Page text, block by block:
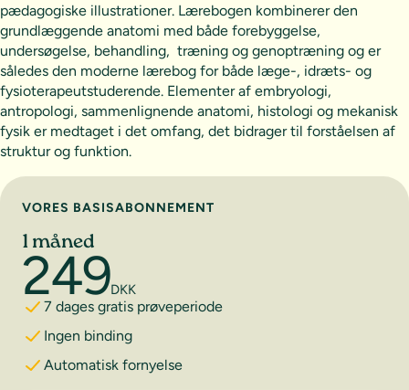
pædagogiske illustrationer. Lærebogen kombinerer den
grundlæggende anatomi med både forebyggelse,
undersøgelse, behandling, træning og genoptræning og er
således den moderne lærebog for både læge-, idræts- og
fysioterapeutstuderende. Elementer af embryologi,
antropologi, sammenlignende anatomi, histologi og mekanisk
fysik er medtaget i det omfang, det bidrager til forståelsen af
struktur og funktion.
Vælg abonnement
VORES BASISABONNEMENT
1 måned
249DKK
7 dages gratis prøveperiode
Ingen binding
Automatisk fornyelse